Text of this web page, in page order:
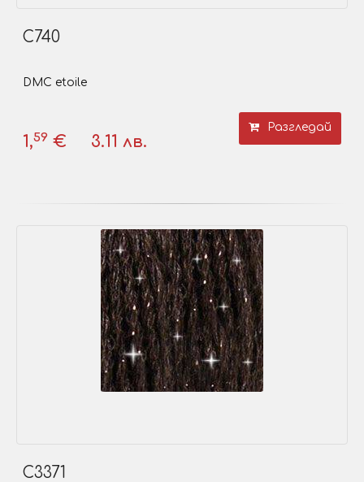
C740
DMC etoile
1,59 € 3.11 лв.
Разгледай
C3371